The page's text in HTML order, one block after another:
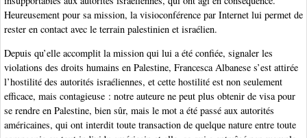
Heureusement pour sa mission, la visioconférence par Internet lui permet de
rester en contact avec le terrain palestinien et israélien.
Depuis qu’elle accomplit la mission qui lui a été confiée, signaler les
violations des droits humains en Palestine, Francesca Albanese s’est attirée
l’hostilité des autorités israéliennes, et cette hostilité est non seulement
efficace, mais contagieuse : notre auteure ne peut plus obtenir de visa pour
se rendre en Palestine, bien sûr, mais le mot a été passé aux autorités
américaines, qui ont interdit toute transaction de quelque nature entre toute